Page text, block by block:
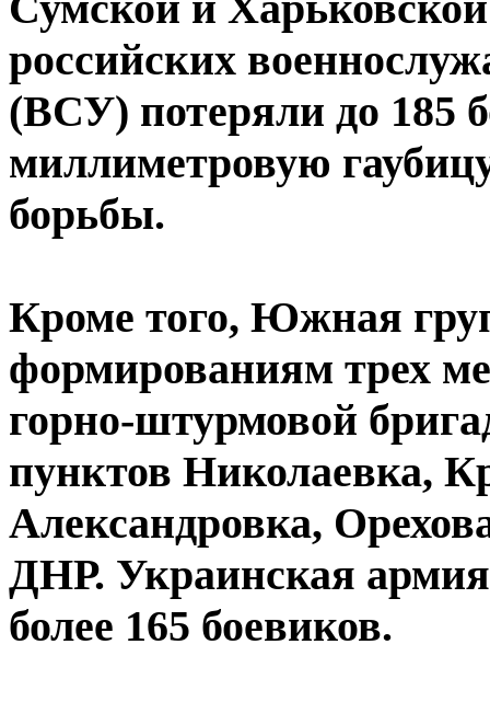
российских
(ВСУ) потеряли до 185
миллиметровую
борьбы.
Кроме того, Южная
формированиям трех
горно-штурмовой
пунктов Николаевка,
Александровка,
ДНР. Украинская
более 165 боевиков.